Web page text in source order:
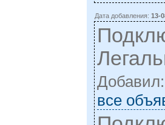
Дата добавления: 13-
все